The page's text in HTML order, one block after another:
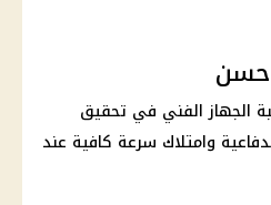
حسن
الجهاز الفني في تحقيق
وامتلاك سرعة كافية عند